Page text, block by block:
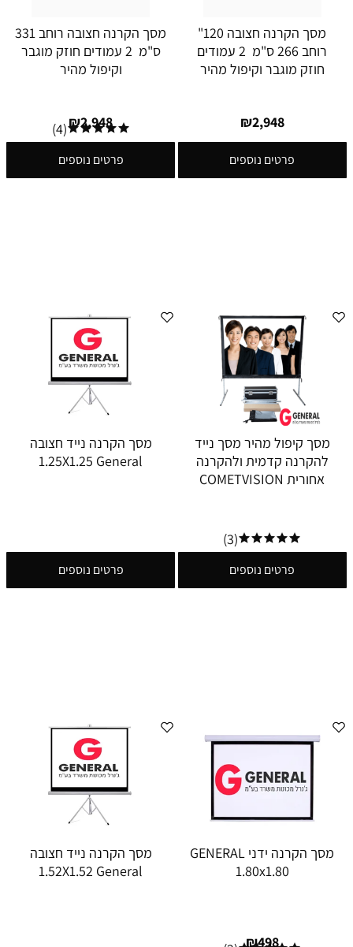
מסך הקרנה חצובה 120"
רוחב 266 ס"מ 2 עמודים
חוזק מוגבר וקיפול מהיר
₪2,948
פרטים נוספים
מסך הקרנה חצובה רוחב 331
ס"מ 2 עמודים חוזק מוגבר
וקיפול מהיר
₪2,948
(4)
פרטים נוספים
מסך קיפול מהיר מסך נייד
להקרנה קדמית ולהקרנה
אחורית COMETVISION
(3)
פרטים נוספים
מסך הקרנה נייד חצובה
1.25X1.25 General
פרטים נוספים
מסך הקרנה ידני GENERAL
1.80x1.80
₪498
מסך הקרנה נייד חצובה
1.52X1.52 General